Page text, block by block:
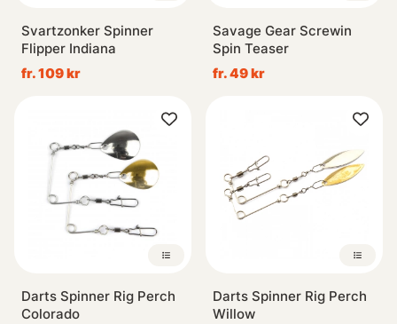
Svartzonker Spinner
Flipper Indiana
fr. 109 kr
Savage Gear Screwin
Spin Teaser
fr. 49 kr
Darts Spinner Rig Perch
Colorado
Darts Spinner Rig Perch
Willow